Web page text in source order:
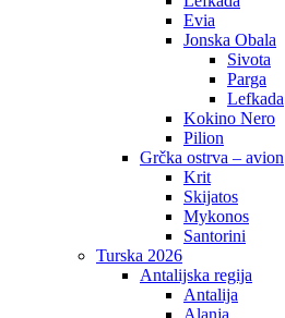
Evia
Jonska Obala
Sivota
Parga
Lefkada
Kokino Nero
Pilion
Grčka ostrva – avion
Krit
Skijatos
Mykonos
Santorini
Turska 2026
Antalijska regija
Antalija